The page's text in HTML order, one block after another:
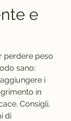
e
perdere peso
sano:
i
in
Consigli,
di